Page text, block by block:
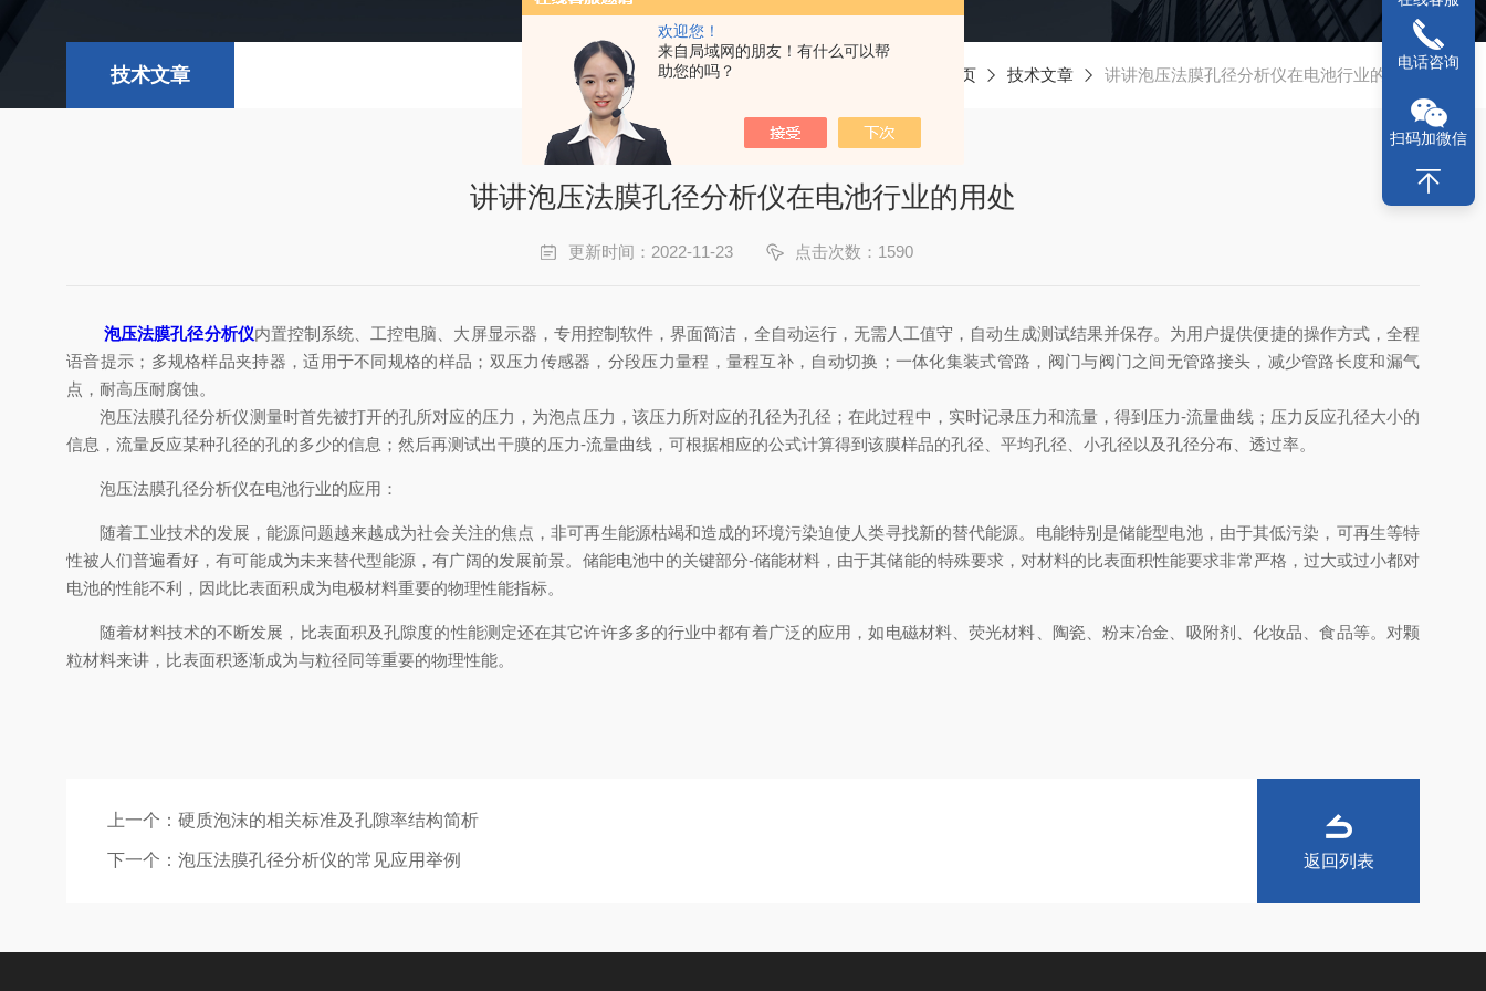
欢迎您！
来自局域网的朋友！有什么可以帮
助您的吗？
技术文章 首页 技术文章 讲讲泡压法膜孔径分析仪在电池行业的用处
讲讲泡压法膜孔径分析仪在电池行业的用处
更新时间：2022-11-23 点击次数：1590
泡压法膜孔径分析仪内置控制系统、工控电脑、大屏显示器，专用控制软件，界面简洁，全自动运行，无需人工值守，自动生成测试结果并保存。为用户提供便捷的操作方式，全程
语音提示；多规格样品夹持器，适用于不同规格的样品；双压力传感器，分段压力量程，量程互补，自动切换；一体化集装式管路，阀门与阀门之间无管路接头，减少管路长度和漏气
点，耐高压耐腐蚀。
泡压法膜孔径分析仪测量时首先被打开的孔所对应的压力，为泡点压力，该压力所对应的孔径为孔径；在此过程中，实时记录压力和流量，得到压力-流量曲线；压力反应孔径大小的
信息，流量反应某种孔径的孔的多少的信息；然后再测试出干膜的压力-流量曲线，可根据相应的公式计算得到该膜样品的孔径、平均孔径、小孔径以及孔径分布、透过率。
泡压法膜孔径分析仪在电池行业的应用：
随着工业技术的发展，能源问题越来越成为社会关注的焦点，非可再生能源枯竭和造成的环境污染迫使人类寻找新的替代能源。电能特别是储能型电池，由于其低污染，可再生等特
性被人们普遍看好，有可能成为未来替代型能源，有广阔的发展前景。储能电池中的关键部分-储能材料，由于其储能的特殊要求，对材料的比表面积性能要求非常严格，过大或过小都对
电池的性能不利，因此比表面积成为电极材料重要的物理性能指标。
随着材料技术的不断发展，比表面积及孔隙度的性能测定还在其它许许多多的行业中都有着广泛的应用，如电磁材料、荧光材料、陶瓷、粉末冶金、吸附剂、化妆品、食品等。对颗
粒材料来讲，比表面积逐渐成为与粒径同等重要的物理性能。
上一个： 硬质泡沫的相关标准及孔隙率结构简析
下一个： 泡压法膜孔径分析仪的常见应用举例 返回列表
电话咨询
扫码加微信